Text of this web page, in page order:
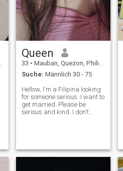
Queen
33 • Mauban, Quezon, Philippinen
Suche: Männlich 30 - 75
Hellow, I'm a Filipina looking
for someone serious. I want to
get married. Please be
serious and kind. I don't
good manners. I hope I can
find som